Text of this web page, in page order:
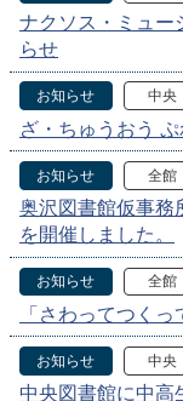
ナクソス・ミュー
らせ
お知らせ 中央
ざ・ちゅうおう
お知らせ 全館
奥沢図書館仮事務
を開催しました。
お知らせ 全館
「さわってつく
お知らせ 中央
中央図書館に中高